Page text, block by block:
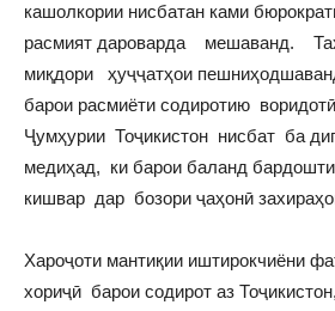
кашолкории нисбатан ками
расмият дароварда мешаванд.
миқдори ҳуҷҷатҳои
барои расмиёти содиротию
Ҷумҳурии Тоҷикистон нисбат ба
медиҳад, ки барои баланд бардошти
кишвар дар бозори ҷаҳонӣ
Хароҷоти мантиқии иштирокчиёни
хориҷӣ барои содирот аз